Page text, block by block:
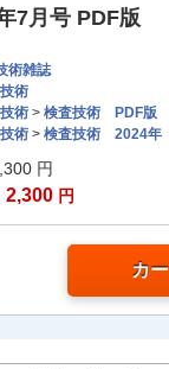
7月号 PDF版
術雑誌
術
術 > 検査技術 PDF版
術 > 検査技術 2024年
円
2,300 円
カ